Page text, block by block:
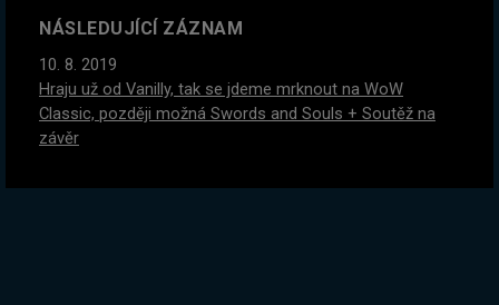
NÁSLEDUJÍCÍ ZÁZNAM
10. 8. 2019
Hraju už od Vanilly, tak se jdeme mrknout na WoW
Classic, později možná Swords and Souls + Soutěž na
závěr